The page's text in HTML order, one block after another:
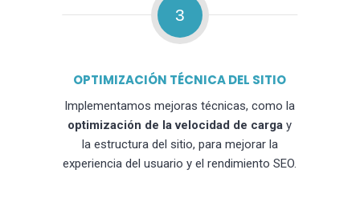
3
OPTIMIZACIÓN TÉCNICA DEL SITIO
Implementamos mejoras técnicas, como la
optimización de la velocidad de carga y
la estructura del sitio, para mejorar la
experiencia del usuario y el rendimiento SEO.